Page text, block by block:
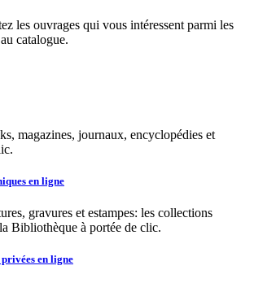
les ouvrages qui vous intéressent parmi les
catalogue.
magazines, journaux, encyclopédies et
en ligne
gravures et estampes: les collections
Bibliothèque à portée de clic.
en ligne